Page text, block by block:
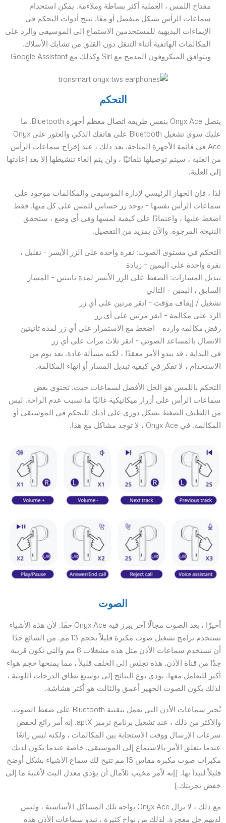
مفتاح اللمس ، العملية أكثر بساطة وملاءمة. يمكن استخدام
سماعات الرأس بشكل منفصل أو معًا. تتيح أدوات التحكم في
الإيماءات البديهية للمستخدمين الاستماع إلى الموسيقى والرد على
المكالمات الهاتفية أثناء التنقل دون القلق من تشابك الأسلاك.
ويتوافق الميكروفون المدمج مع Siri وكذلك مع Google Assistant
التحكم
يتصل Onyx Ace بنفس طريقة اتصال معظم أجهزة Bluetooth. ما
عليك سوى تشغيل Bluetooth على هاتفك الذكي والعثور على Onyx
Ace في قائمة الأجهزة المتاحة. بعد ذلك ، عند إخراج سماعات الرأس
من العلبة ، سيتم توصيلها تلقائيًا ، ولن يتم إلغاء تنشيطها إلا بعد إعادتها
إلى العلبة.
لذا ، فإن الجهاز الرئيسي لإدارة الموسيقى والمكالمات موجود على
سماعات الرأس نفسها – يوجد زر حساس للمس على كل منها. فقط
اضغط عليها ، واعتمادًا على كيفية لمسها وفي أي وضع ، ستحقق
النتيجة المرجوة. والآن بمزيد من التفصيل.
التحكم في مستوى الصوت: نقرة واحدة على الزر الأيسر – تقليل ،
نقرة واحدة على اليمين – زيادة
تبديل المسارات: الضغط على الزر الأيسر لمدة ثانيتين – المسار
السابق ، اليمين – التالي
تشغيل / إيقاف مؤقت – انقر مرتين على أي زر
الرد على مكالمة – انقر مرتين على أي زر
رفض مكالمة واردة – اضغط مع الاستمرار على أي زر لمدة ثانيتين
الاتصال بالمساعد الصوتي – انقر ثلاث مرات على أي زر
في البداية ، قد يبدو الأمر معقدًا ، لكنه مسألة عادة. بعد يوم من
الاستخدام ، لا تفكر في كيفية تبديل المسار أو إنهاء المكالمة.
التحكم باللمس هو الحل الأفضل لسماعات حيث. تحتوي بعض
سماعات الرأس على أزرار ميكانيكية غالبًا ما تسبب عدم الراحة. ليس
من اللطيف الضغط بشكل دوري على أذنك للتحكم في الموسيقى أو
المكالمة. في Onyx Ace ، لا توجد مشاكل مع هذا.
الصوت
أخيرًا ، يعد الصوت مجالًا آخر يبرز فيه Onyx Ace حقًا. لأن هذه الأشياء
تستخدم برامج تشغيل صوت مكبرة قليلاً بحجم 13 مم. من الشائع جدًا
أن تستخدم سماعات الأذن مثل هذه مشغلات 6 مم والتي تكون قريبة
جدًا من قناة الأذن. هذه تجلس إلى الخلف قليلاً ، مما يمنحها حجم هواء
أكبر للتعامل معها. يؤدي نوع النتائج إلى توسيع نطاق الدرجات اللونية ،
لذلك يكون الصوت الجهير أعمق والثالث هو أكثر هشاشة.
تُجبر سماعات الأذن التي تعمل بتقنية Bluetooth على ضغط الصوت.
والأكثر من ذلك ، عند تشغيل برنامج ترميز aptX. إنه أمر رائع لخفض
سرعات الإرسال ووقت الاستجابة بين المكالمات ، ولكنه ليس رائعًا
عندما يتعلق الأمر بالاستماع إلى الموسيقى. خاصة عندما يكون لديك
مكبرات صوت مكبرة مقاس 13 مم تتيح لك سماع الأشياء بشكل أوضح
قليلاً لتبدأ بها. (إنه لأمر مخيب للآمال أن يؤدي معدل البت لأغنية ما إلى
خفض تجربتك.)
مع ذلك ، لا يزال Onyx Ace يواجه تلك المشاكل الأساسية ، وليس
لديهم حل معجزة. لذلك من نواح كثيرة ، تبدو سماعات الأذن هذه